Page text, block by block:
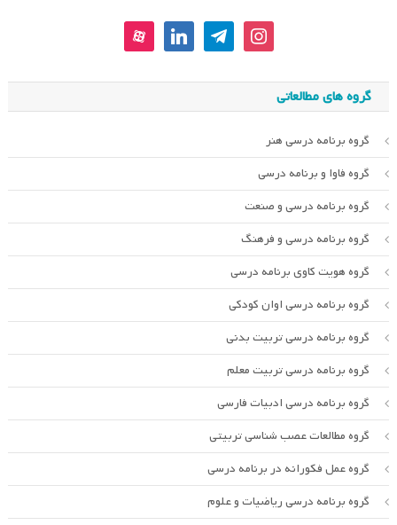
instagram
telegram
linkedin
aparat
گروه های مطالعاتی
گروه برنامه درسی هنر
گروه فاوا و برنامه درسی
گروه برنامه درسی و صنعت
گروه برنامه درسی و فرهنگ
گروه هویت کاوی برنامه درسی
گروه برنامه درسی اوان کودکی
گروه برنامه درسی تربیت بدنی
گروه برنامه درسی تربیت معلم
گروه برنامه درسی ادبیات فارسی
گروه مطالعات عصب شناسی تربیتی
گروه عمل فکورانه در برنامه درسی
گروه برنامه درسی ریاضیات و علوم